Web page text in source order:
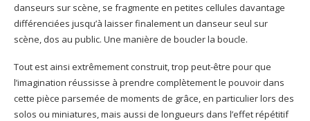
danseurs sur scène, se fragmente en petites cellules davantage
différenciées jusqu’à laisser finalement un danseur seul sur
scène, dos au public. Une manière de boucler la boucle.
Tout est ainsi extrêmement construit, trop peut-être pour que
l’imagination réussisse à prendre complètement le pouvoir dans
cette pièce parsemée de moments de grâce, en particulier lors des
solos ou miniatures, mais aussi de longueurs dans l’effet répétitif